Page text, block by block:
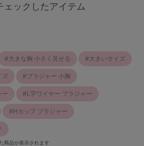
ェックしたアイテム
大きな胸 小さく見せる 大きいサイズ
ズ ブラジャー 小胸
ー L字ワイヤー ブラジャー
Hカップ ブラジャー
商品が表示されます